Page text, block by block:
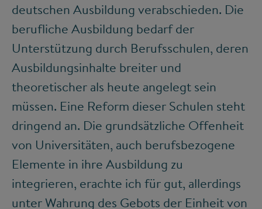
deutschen Ausbildung verabschieden. Die
berufliche Ausbildung bedarf der
Unterstützung durch Berufsschulen, deren
Ausbildungsinhalte breiter und
theoretischer als heute angelegt sein
müssen. Eine Reform dieser Schulen steht
dringend an. Die grundsätzliche Offenheit
von Universitäten, auch berufsbezogene
Elemente in ihre Ausbildung zu
integrieren, erachte ich für gut, allerdings
unter Wahrung des Gebots der Einheit von